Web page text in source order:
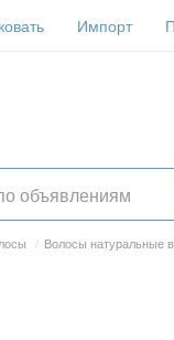
Импорт
/ Волосы натуральные